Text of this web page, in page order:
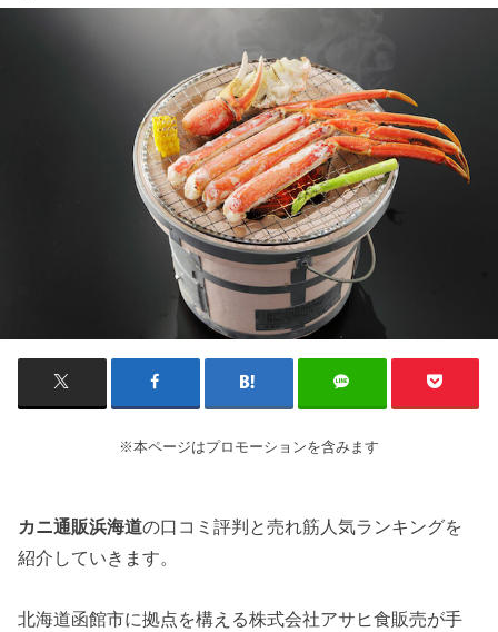
※本ページはプロモーションを含みます
カニ通販浜海道の口コミ評判と売れ筋人気ランキングを
紹介していきます。
北海道函館市に拠点を構える株式会社アサヒ食販売が手